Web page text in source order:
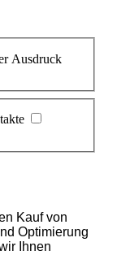
Ausdruck
Kauf von
Optimierung
Ihnen